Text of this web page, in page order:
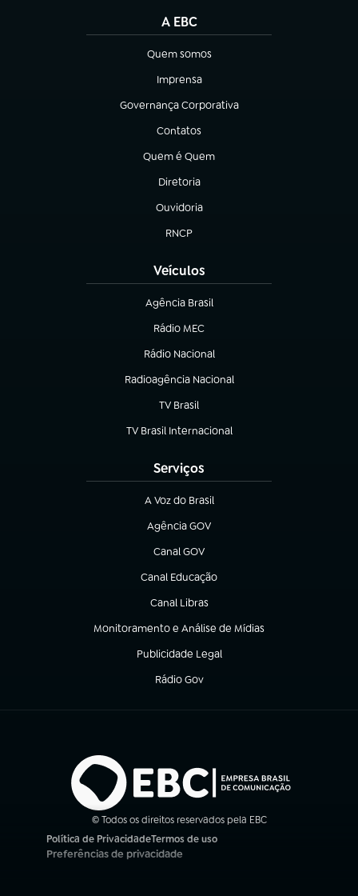
A EBC
Quem somos
(abre em nova aba)
Imprensa
(abre em nova aba)
Governança Corporativa
(abre em nova aba)
Contatos
(abre em nova aba)
Quem é Quem
(abre em nova aba)
Diretoria
(abre em nova aba)
Ouvidoria
(abre em nova aba)
RNCP
(abre em nova aba)
Veículos
Agência Brasil
(abre em nova aba)
Rádio MEC
Rádio Nacional
(abre em nova aba)
Radioagência Nacional
(abre em nova aba)
TV Brasil
(abre em nova aba)
TV Brasil Internacional
(abre em nova aba)
Serviços
A Voz do Brasil
(abre em nova aba)
Agência GOV
(abre em nova aba)
Canal GOV
(abre em nova aba)
Canal Educação
(abre em nova aba)
Canal Libras
(abre em nova aba)
Monitoramento e Análise de Mídias
(abre em nova aba)
Publicidade Legal
(abre em nova aba)
Rádio Gov
(abre em nova aba)
© Todos os direitos reservados pela EBC
Política de Privacidade
(abre em nova aba)
Termos de uso
(abre em nova aba)
Preferências de privacidade